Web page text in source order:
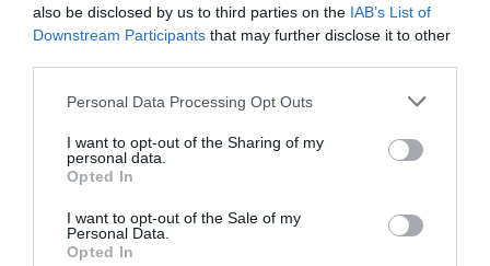
also be disclosed by us to third parties on the IAB’s List of
Downstream Participants that may further disclose it to other
Please note that this website/app uses one or more Google
not limited to your visit or usage behaviour. You may click to
grant or deny consent to Google and its third-party tags to
use your data for below specified purposes in below Google
consent section.
Personal Data Processing Opt Outs
I want to opt-out of the Sharing of my
personal data.
Opted In
I want to opt-out of the Sale of my
Personal Data.
Opted In
is szenvedélye maradt.
Szabados Ágnes 1988. június 27-én született
Kiskunhalason. Az ország egyik legismertebb televíziós
műsorvezetője, riportere és irodalmi influenszere. A
Szegedi Tudományegyetemen kommunikáció és
médiatudomány, majd politikatudomány szakon
diplomázott, később a Pécsi Tudományegyetemen
könyvmenedzsment-képzést végzett, emellett
irodalomterapeuta képesítést is szerzett. Pályáját a
Szegedi Városi Televíziónál kezdte, majd a Sportklub
híradósa lett, 2014-től pedig nyolc éven át az RTL Híradó